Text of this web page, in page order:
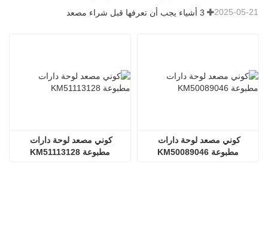
3 أشياء يجب أن تعرفها قبل شراء مصعد 2025-05-21
مطبوعة KM51113128
مطبوعة KM50089046